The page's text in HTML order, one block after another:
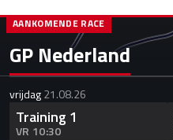
GP Nederland
AANKOMENDE RACE
vrijdag21.08.26
Training 1
VR 10:30